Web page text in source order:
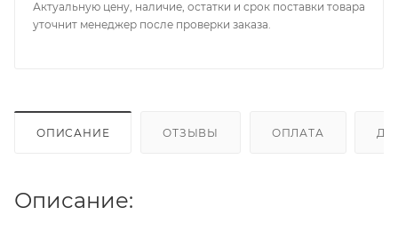
Актуальную цену, наличие, остатки и срок поставки товара
уточнит менеджер после проверки заказа.
ОПИСАНИЕ ОТЗЫВЫ ОПЛАТА
Описание: